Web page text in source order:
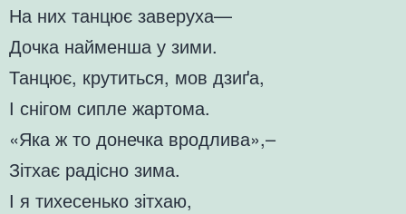
На них танцює заверуха—
Дочка найменша у зими.
Танцює, крутиться, мов дзиґа,
І снігом сипле жартома.
«Яка ж то донечка вродлива»,–
Зітхає радісно зима.
І я тихесенько зітхаю,